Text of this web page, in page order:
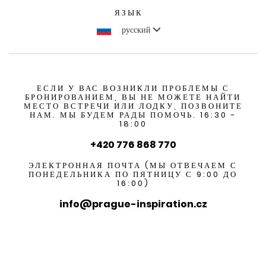
ЯЗЫК
русский
ЕСЛИ У ВАС ВОЗНИКЛИ ПРОБЛЕМЫ С
БРОНИРОВАНИЕМ, ВЫ НЕ МОЖЕТЕ НАЙТИ
МЕСТО ВСТРЕЧИ ИЛИ ЛОДКУ, ПОЗВОНИТЕ
НАМ. МЫ БУДЕМ РАДЫ ПОМОЧЬ. 16:30 -
18:00
+420 776 868 770
ЭЛЕКТРОННАЯ ПОЧТА (МЫ ОТВЕЧАЕМ С
ПОНЕДЕЛЬНИКА ПО ПЯТНИЦУ С 9:00 ДО
16:00)
info@prague-inspiration.cz